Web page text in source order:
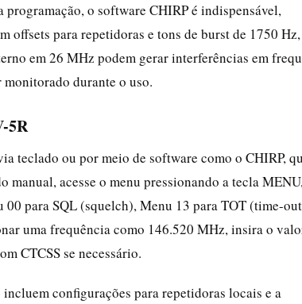
o software CHIRP é indispensável,
offsets para repetidoras e tons de burst de 1750 Hz,
em 26 MHz podem gerar interferências em
durante o uso.
5R
teclado ou por meio de software como o CHIRP,
acesse o menu pressionando a tecla
para SQL (squelch), Menu 13 para TOT (time-out
uma frequência como 146.520 MHz, insira o
CTCSS se necessário.
configurações para repetidoras locais e a